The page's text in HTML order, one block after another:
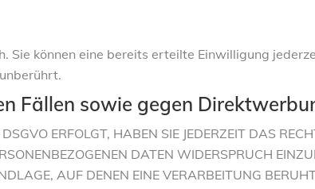
können eine bereits erteilte Einwilligung
Fällen sowie gegen
ERFOLGT, HABEN SIE JEDERZEIT DAS
DATEN WIDERSPRUCH
AUF DENEN EINE VERARBEITUNG